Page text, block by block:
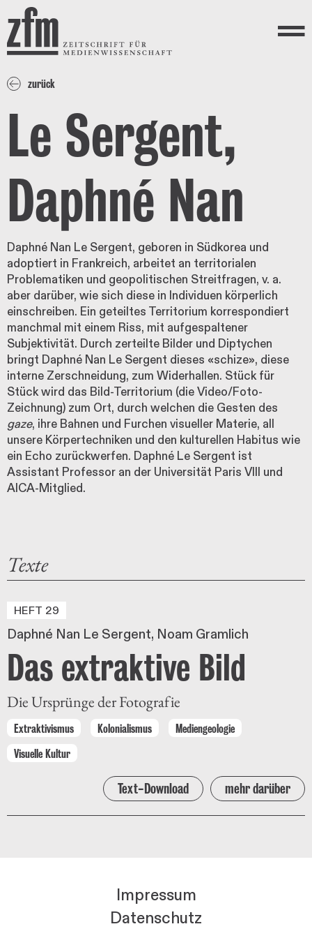
Direkt zum Inhalt
ZEITSCHRIFT FÜR
MEDIENWISSENSCHAFT
Menü
zurück
Le Sergent,
Daphné Nan
Daphné Nan Le Sergent, geboren in Südkorea und
adoptiert in Frankreich, arbeitet an territorialen
Problematiken und geopolitischen Streitfragen, v. a.
aber darüber, wie sich diese in Individuen körperlich
einschreiben. Ein geteiltes Territorium korrespondiert
manchmal mit einem Riss, mit aufgespaltener
Subjektivität. Durch zerteilte Bilder und Diptychen
bringt Daphné Nan Le Sergent dieses «schize», diese
interne Zerschneidung, zum Widerhallen. Stück für
Stück wird das Bild-Territorium (die Video/Foto-
Zeichnung) zum Ort, durch welchen die Gesten des
gaze, ihre Bahnen und Furchen visueller Materie, all
unsere Körpertechniken und den kulturellen Habitus wie
ein Echo zurückwerfen. Daphné Le Sergent ist
Assistant Professor an der Universität Paris VIII und
AICA-Mitglied.
Texte
HEFT 29
Daphné Nan Le Sergent Noam Gramlich
Das extraktive Bild
Die Ursprünge der Fotografie
Extraktivismus Kolonialismus
Mediengeologie
Visuelle Kultur
Text-Download mehr darüber
Impressum
Datenschutz